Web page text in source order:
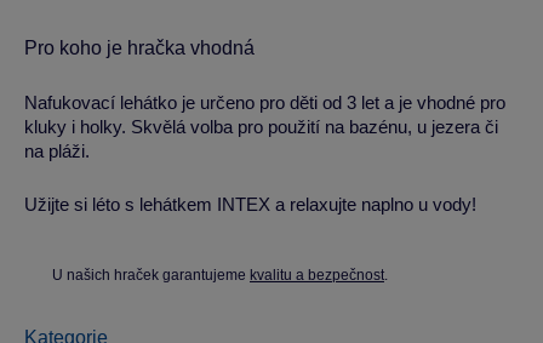
Pro koho je hračka vhodná
Nafukovací lehátko je určeno pro děti od 3 let a je vhodné pro
kluky i holky. Skvělá volba pro použití na bazénu, u jezera či
na pláži.
Užijte si léto s lehátkem INTEX a relaxujte naplno u vody!
U našich hraček garantujeme kvalitu a bezpečnost.
Kategorie